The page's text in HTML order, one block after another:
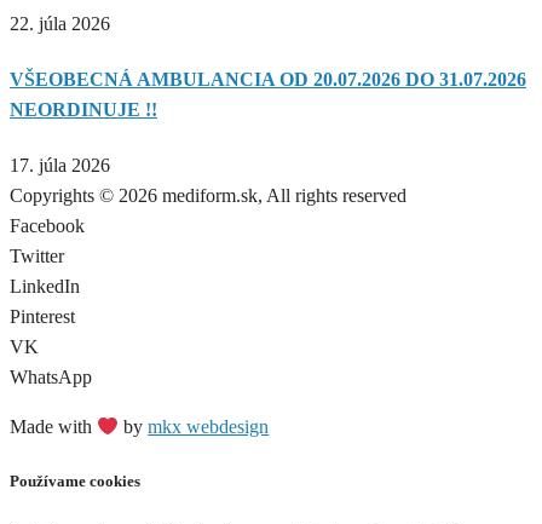
22. júla 2026
VŠEOBECNÁ AMBULANCIA OD 20.07.2026 DO 31.07.2026
NEORDINUJE !!
17. júla 2026
Copyrights © 2026 mediform.sk, All rights reserved​
Facebook
Twitter
LinkedIn
Pinterest
VK
WhatsApp
Made with bymkx webdesign
Používame cookies